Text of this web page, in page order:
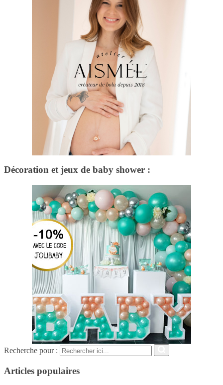
Décoration et jeux de baby shower :
Recherche pour :
Articles populaires